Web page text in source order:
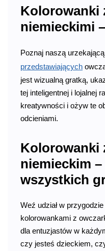
Kolorowanki
niemieckimi
Poznaj naszą
przedstawiających
jest wizualną gratką,
tej inteligentnej i lojalnej
kreatywności i ożyw te
odcieniami.
Kolorowanki
niemieckim
wszystkich
Weź udział w
kolorowankami z
dla entuzjastów w
czy jesteś dzieckiem,